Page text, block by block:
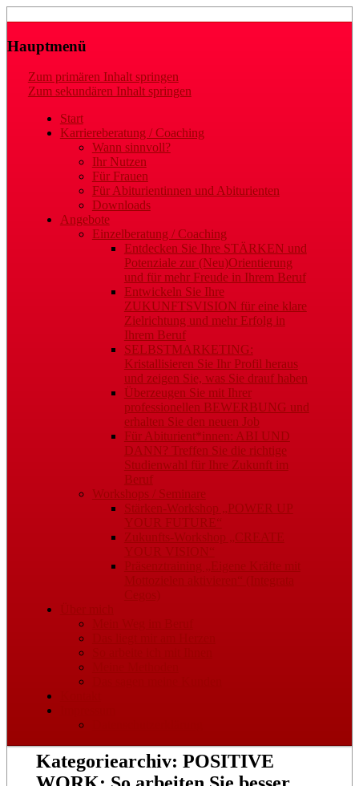
Gaby Regler
Hauptmenü
Zum primären Inhalt springen
Zum sekundären Inhalt springen
Start
Karriereberatung / Coaching
Wann sinnvoll?
Ihr Nutzen
Für Frauen
Für Abiturientinnen und Abiturienten
Downloads
Angebote
Einzelberatung / Coaching
Entdecken Sie Ihre STÄRKEN und
Potenziale zur (Neu)Orientierung
und für mehr Freude in Ihrem Beruf
Entwickeln Sie Ihre
ZUKUNFTSVISION für eine klare
Zielrichtung und mehr Erfolg in
Ihrem Beruf
SELBSTMARKETING:
Kristallisieren Sie Ihr Profil heraus
und zeigen Sie, was Sie drauf haben
Überzeugen Sie mit Ihrer
professionellen BEWERBUNG und
erhalten Sie den neuen Job
Für Abiturient*innen: ABI UND
DANN? Treffen Sie die richtige
Studienwahl für Ihre Zukunft im
Beruf
Workshops / Seminare
Stärken-Workshop „POWER UP
YOUR FUTURE“
Zukunfts-Workshop „CREATE
YOUR VISION“
Präsenztraining „Eigene Kräfte mit
Kategoriearchiv:POSITIVE